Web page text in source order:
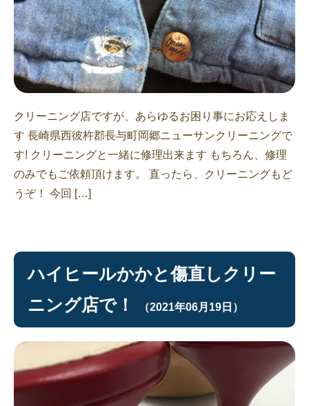
クリーニング店ですが、あらゆるお困り事にお応えしま
す 長崎県西彼杵郡長与町岡郷ニューサンクリーニングで
す! クリーニングと一緒に修理出来ます もちろん、修理
のみでもご依頼頂けます。 直ったら、クリーニングもど
うぞ！ 今回 […]
ハイヒールかかと傷直しクリー
ニング店で！
（2021年06月19日）